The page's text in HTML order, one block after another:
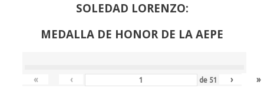
SOLEDAD LORENZO:
MEDALLA DE HONOR DE LA AEPE
« ‹ de 51 › »